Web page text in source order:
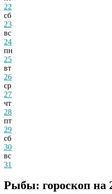
22
сб
23
вс
24
пн
25
вт
26
ср
27
чт
28
пт
29
сб
30
вс
31
Рыбы: гороскоп на